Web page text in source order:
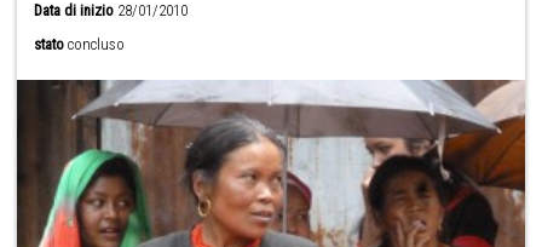
Data di inizio 28/01/2010
stato concluso